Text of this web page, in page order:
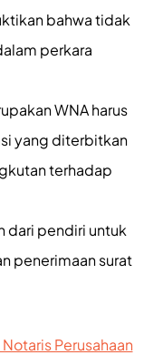
bahwa tidak
perkara
WNA harus
yang diterbitkan
terhadap
dari pendiri untuk
penerimaan surat
Perusahaan